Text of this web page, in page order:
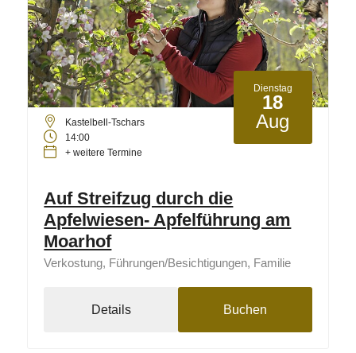
Dienstag
18
Aug
Kastelbell-Tschars
14:00
+ weitere Termine
Auf Streifzug durch die
Apfelwiesen- Apfelführung am
Moarhof
Verkostung, Führungen/Besichtigungen, Familie
Details Buchen